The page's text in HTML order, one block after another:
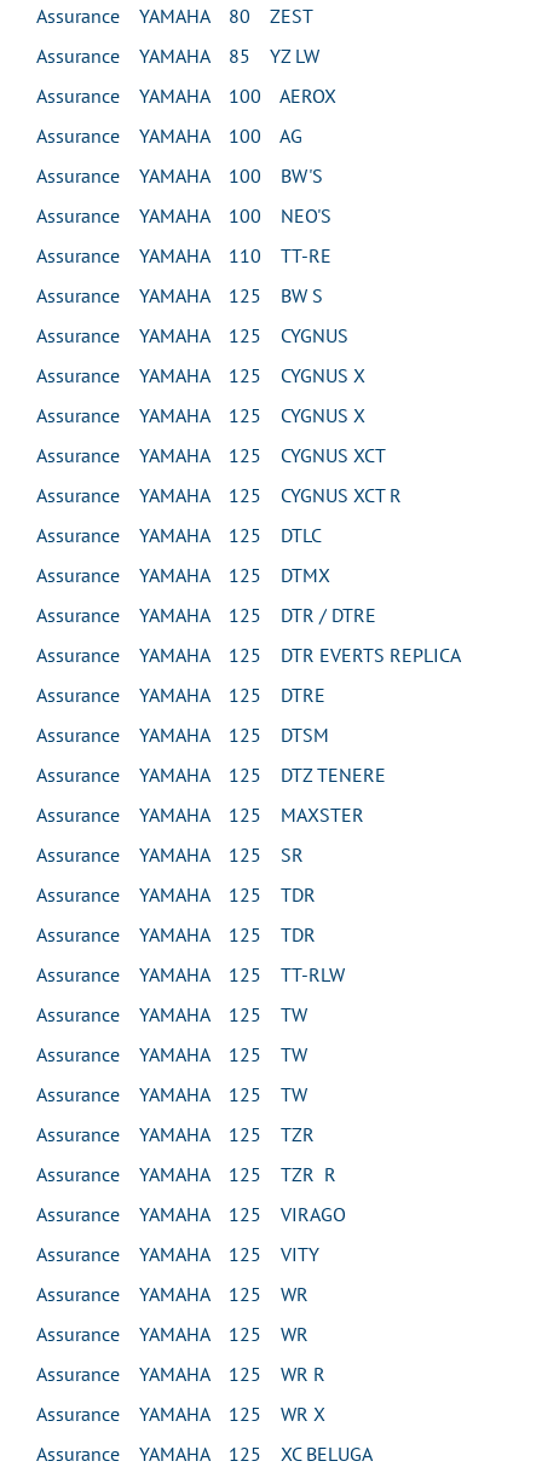
Assurance YAMAHA 80 ZEST
Assurance YAMAHA 85 YZ LW
Assurance YAMAHA 100 AEROX
Assurance YAMAHA 100 AG
Assurance YAMAHA 100 BW'S
Assurance YAMAHA 100 NEO'S
Assurance YAMAHA 110 TT-RE
Assurance YAMAHA 125 BW S
Assurance YAMAHA 125 CYGNUS
Assurance YAMAHA 125 CYGNUS X
Assurance YAMAHA 125 CYGNUS X
Assurance YAMAHA 125 CYGNUS XCT
Assurance YAMAHA 125 CYGNUS XCT R
Assurance YAMAHA 125 DTLC
Assurance YAMAHA 125 DTMX
Assurance YAMAHA 125 DTR / DTRE
Assurance YAMAHA 125 DTR EVERTS REPLICA
Assurance YAMAHA 125 DTRE
Assurance YAMAHA 125 DTSM
Assurance YAMAHA 125 DTZ TENERE
Assurance YAMAHA 125 MAXSTER
Assurance YAMAHA 125 SR
Assurance YAMAHA 125 TDR
Assurance YAMAHA 125 TDR
Assurance YAMAHA 125 TT-RLW
Assurance YAMAHA 125 TW
Assurance YAMAHA 125 TW
Assurance YAMAHA 125 TW
Assurance YAMAHA 125 TZR
Assurance YAMAHA 125 TZR R
Assurance YAMAHA 125 VIRAGO
Assurance YAMAHA 125 VITY
Assurance YAMAHA 125 WR
Assurance YAMAHA 125 WR
Assurance YAMAHA 125 WR R
Assurance YAMAHA 125 WR X
Assurance YAMAHA 125 XC BELUGA